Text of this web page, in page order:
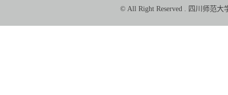
© All Right Reserved . 四川师范